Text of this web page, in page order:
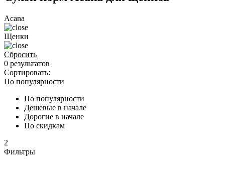
Acana
Щенки
Сбросить
0 результатов
Сортировать:
По популярности
По популярности
Дешевые в начале
Дорогие в начале
По скидкам
2
Фильтры